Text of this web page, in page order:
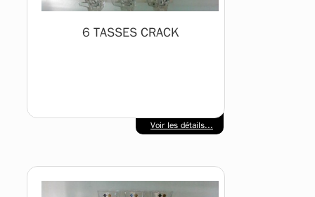
6 TASSES CRACK
Voir les détails...